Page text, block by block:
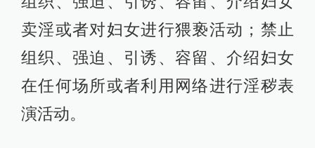
卖淫或者对妇女进行猥亵活动；禁止
组织、强迫、引诱、容留、介绍妇女
在任何场所或者利用网络进行淫秽表
演活动。